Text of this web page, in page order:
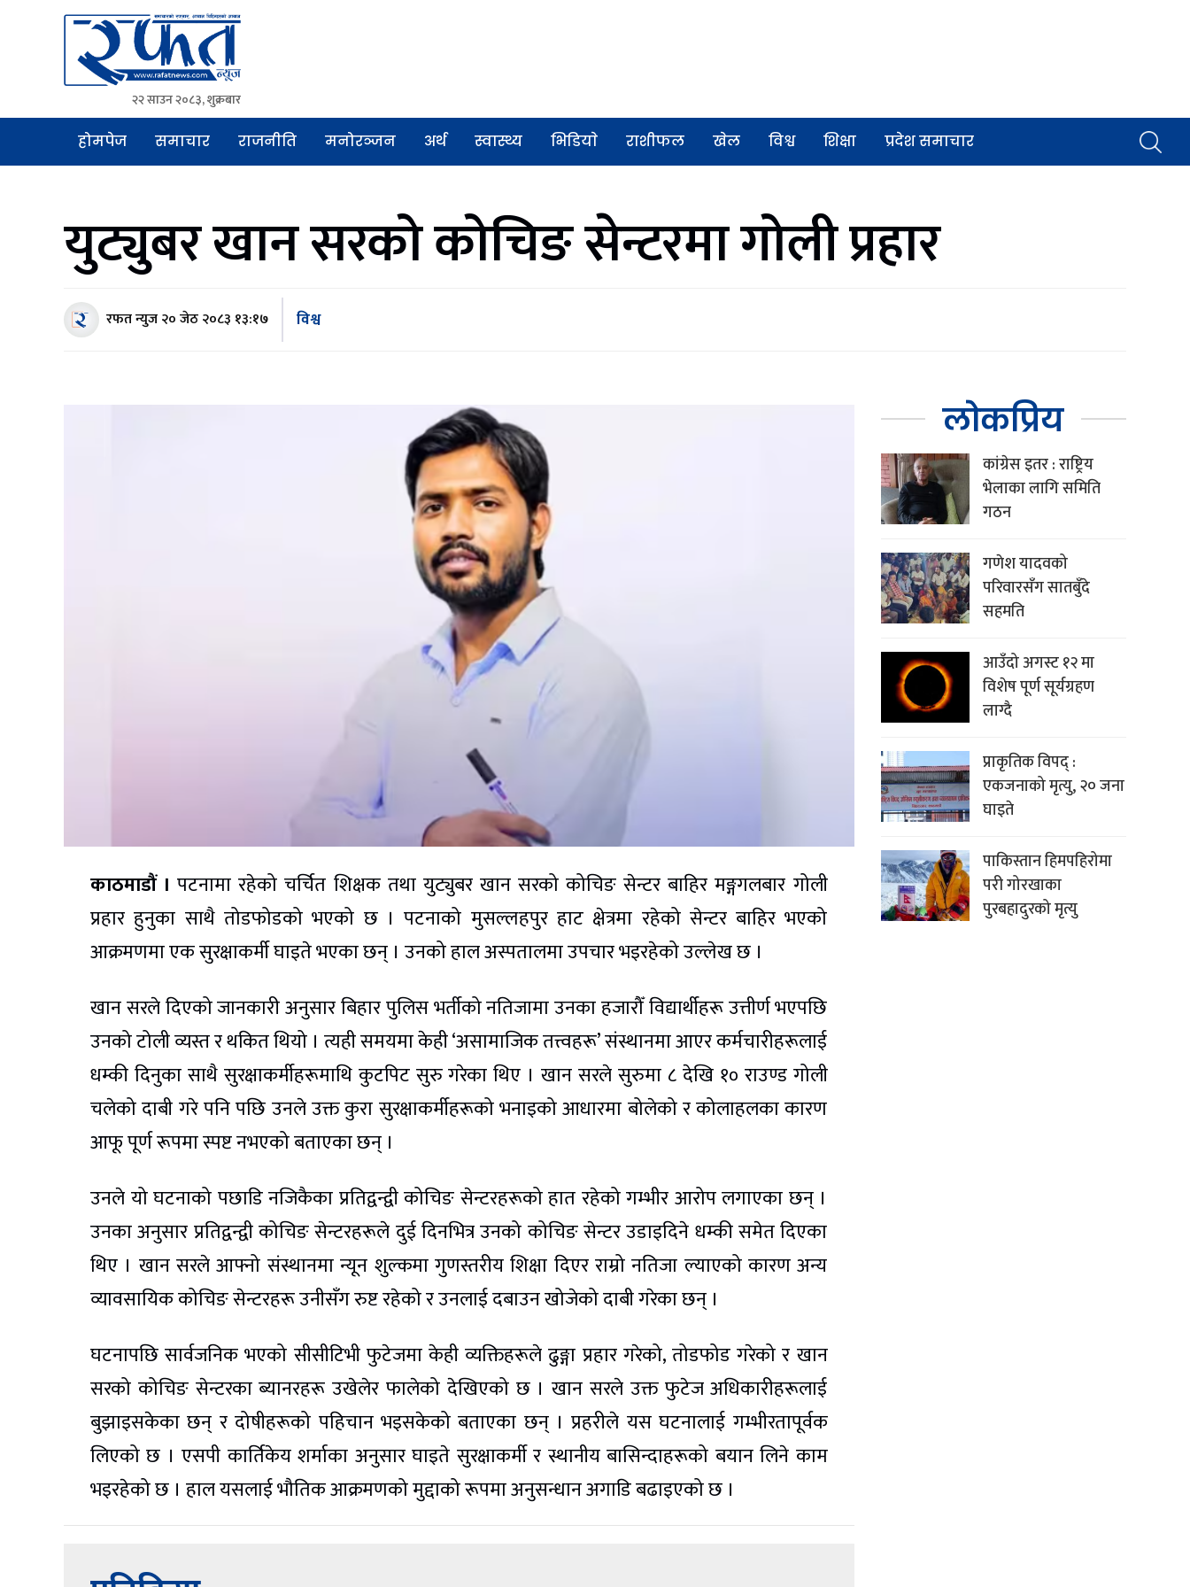
Rafat News
समाचारको रफ्तार, आवाज बिहिनहरुको आवाज
२२ साउन २०८३, शुक्रबार
होमपेज समाचार राजनीति मनोरञ्जन अर्थ स्वास्थ्य भिडियाे राशीफल खेल विश्व शिक्षा प्रदेश समाचार
युट्युबर खान सरको कोचिङ सेन्टरमा गोली प्रहार
रफत न्युज२० जेठ २०८३ १३:१७ विश्व
काठमाडौं ।पटनामा रहेको चर्चित शिक्षक तथा युट्युबर खान सरको कोचिङ सेन्टर बाहिर मङ्गगलबार गोली
प्रहार हुनुका साथै तोडफोडको भएको छ । पटनाको मुसल्लहपुर हाट क्षेत्रमा रहेको सेन्टर बाहिर भएको
आक्रमणमा एक सुरक्षाकर्मी घाइते भएका छन् । उनको हाल अस्पतालमा उपचार भइरहेको उल्लेख छ ।
खान सरले दिएको जानकारी अनुसार बिहार पुलिस भर्तीको नतिजामा उनका हजारौँ विद्यार्थीहरू उत्तीर्ण भएपछि
उनको टोली व्यस्त र थकित थियो । त्यही समयमा केही ‘असामाजिक तत्त्वहरू’ संस्थानमा आएर कर्मचारीहरूलाई
धम्की दिनुका साथै सुरक्षाकर्मीहरूमाथि कुटपिट सुरु गरेका थिए । खान सरले सुरुमा ८ देखि १० राउण्ड गोली
चलेको दाबी गरे पनि पछि उनले उक्त कुरा सुरक्षाकर्मीहरूको भनाइको आधारमा बोलेको र कोलाहलका कारण
आफू पूर्ण रूपमा स्पष्ट नभएको बताएका छन् ।
उनले यो घटनाको पछाडि नजिकैका प्रतिद्वन्द्वी कोचिङ सेन्टरहरूको हात रहेको गम्भीर आरोप लगाएका छन् ।
उनका अनुसार प्रतिद्वन्द्वी कोचिङ सेन्टरहरूले दुई दिनभित्र उनको कोचिङ सेन्टर उडाइदिने धम्की समेत दिएका
थिए । खान सरले आफ्नो संस्थानमा न्यून शुल्कमा गुणस्तरीय शिक्षा दिएर राम्रो नतिजा ल्याएको कारण अन्य
व्यावसायिक कोचिङ सेन्टरहरू उनीसँग रुष्ट रहेको र उनलाई दबाउन खोजेको दाबी गरेका छन् ।
घटनापछि सार्वजनिक भएको सीसीटिभी फुटेजमा केही व्यक्तिहरूले ढुङ्गा प्रहार गरेको, तोडफोड गरेको र खान
सरको कोचिङ सेन्टरका ब्यानरहरू उखेलेर फालेको देखिएको छ । खान सरले उक्त फुटेज अधिकारीहरूलाई
बुझाइसकेका छन् र दोषीहरूको पहिचान भइसकेको बताएका छन् । प्रहरीले यस घटनालाई गम्भीरतापूर्वक
लिएको छ । एसपी कार्तिकेय शर्माका अनुसार घाइते सुरक्षाकर्मी र स्थानीय बासिन्दाहरूको बयान लिने काम
भइरहेको छ । हाल यसलाई भौतिक आक्रमणको मुद्दाको रूपमा अनुसन्धान अगाडि बढाइएको छ ।
लोकप्रिय
कांग्रेस इतर : राष्ट्रिय
भेलाका लागि समिति
गठन
गणेश यादवको
परिवारसँग सातबुँदे
सहमति
आउँदो अगस्ट १२ मा
विशेष पूर्ण सूर्यग्रहण
लाग्दै
प्राकृतिक विपद् :
एकजनाको मृत्यु, २० जना
घाइते
पाकिस्तान हिमपहिरोमा
परी गोरखाका
पुरबहादुरको मृत्यु